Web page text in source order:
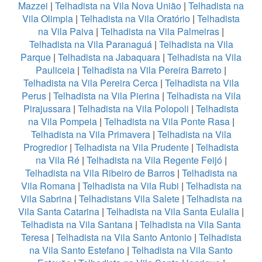
Mazzei | Telhadista na Vila Nova União | Telhadista na
Vila Olimpia | Telhadista na Vila Oratório | Telhadista
na Vila Paiva | Telhadista na Vila Palmeiras |
Telhadista na Vila Paranaguá| Telhadista na Vila
Parque | Telhadista na Jabaquara | Telhadista na Vila
Pauliceia | Telhadista na Vila Pereira Barreto |
Telhadista na Vila Pereira Cerca| Telhadista na Vila
Perus| Telhadista na Vila Pierina| Telhadista na Vila
Pirajussara | Telhadista na Vila Polopoli | Telhadista
na Vila Pompeia| Telhadista na Vila Ponte Rasa|
Telhadista na Vila Primavera| Telhadista na Vila
Progredior| Telhadista na Vila Prudente | Telhadista
na Vila Ré| Telhadista na Vila Regente Feijó|
Telhadista na Vila Ribeiro de Barros| Telhadista na
Vila Romana| Telhadista na Vila Rubi | Telhadista na
Vila Sabrina| Telhadistans Vila Salete| Telhadista na
Vila Santa Catarina | Telhadista na Vila Santa Eulalia |
Telhadista na Vila Santana | Telhadista na Vila Santa
Teresa| Telhadista na Vila Santo Antonio| Telhadista
na Vila Santo Estefano | Telhadista na Vila Santo